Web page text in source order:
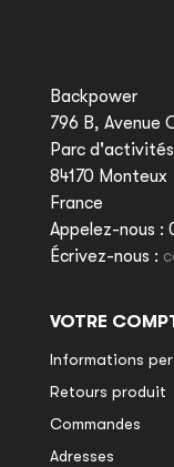
Backpower
796 B, Avenue
Parc
84170 Monteux
France
Appelez-nous :
Écrivez-nous :
VOTRE
Informations
Retours produit
Commandes
Adresses